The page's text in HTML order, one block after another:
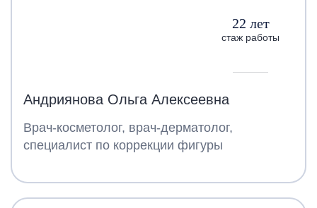
22 лет
стаж работы
Андриянова Ольга Алексеевна
Врач-косметолог, врач-дерматолог,
специалист по коррекции фигуры